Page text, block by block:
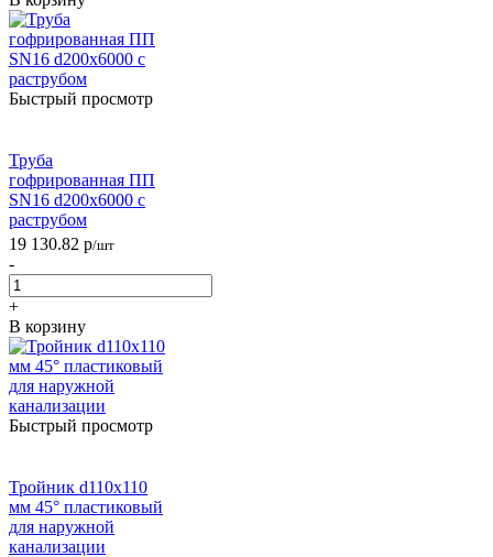
Быстрый просмотр
Труба
гофрированная ПП
SN16 d200х6000 с
раструбом
19 130.82 р/шт
-
+
В корзину
Быстрый просмотр
Тройник d110х110
мм 45° пластиковый
для наружной
канализации